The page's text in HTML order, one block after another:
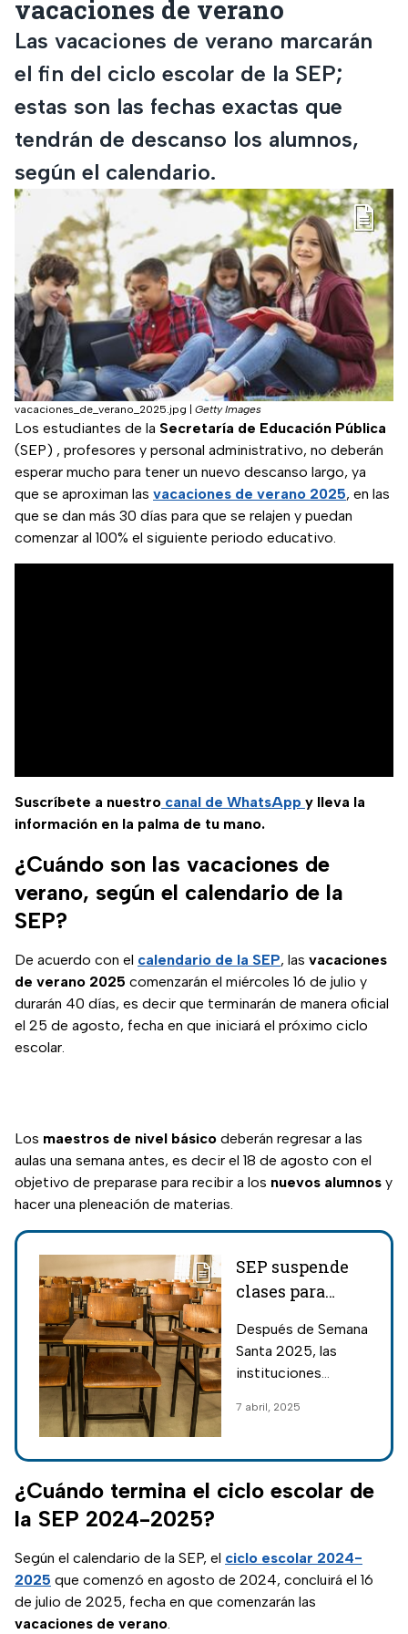
vacaciones de verano
Las vacaciones de verano marcarán
el fin del ciclo escolar de la SEP;
estas son las fechas exactas que
tendrán de descanso los alumnos,
según el calendario.
vacaciones_de_verano_2025.jpg Getty Images
Los estudiantes de la Secretaría de Educación Pública
(SEP) , profesores y personal administrativo, no deberán
esperar mucho para tener un nuevo descanso largo, ya
que se aproximan las vacaciones de verano 2025, en las
que se dan más 30 días para que se relajen y puedan
comenzar al 100% el siguiente periodo educativo.
Suscríbete a nuestro canal de WhatsApp y lleva la
información en la palma de tu mano.
¿Cuándo son las vacaciones de
verano, según el calendario de la
SEP?
De acuerdo con el calendario de la SEP, las vacaciones
de verano 2025 comenzarán el miércoles 16 de julio y
durarán 40 días, es decir que terminarán de manera oficial
el 25 de agosto, fecha en que iniciará el próximo ciclo
escolar.
Los maestros de nivel básico deberán regresar a las
aulas una semana antes, es decir el 18 de agosto con el
objetivo de preparase para recibir a los nuevos alumnos y
hacer una pleneación de materias.
SEP suspende
clases para
fuera de
Semana Santa
calendario
Después de Semana
Santa 2025, las
instituciones
SEP tendrán otros
estos son los días
donde se suspende
toda actividad y
7 abril, 2025
¿Cuándo termina el ciclo escolar de
la SEP 2024-2025?
Según el calendario de la SEP, el ciclo escolar 2024-
2025 que comenzó en agosto de 2024, concluirá el 16
de julio de 2025, fecha en que comenzarán las
vacaciones de verano.